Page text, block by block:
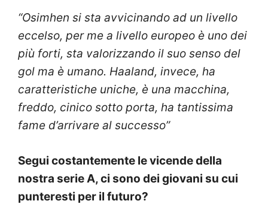
“Osimhen si sta avvicinando ad un livello
eccelso, per me a livello europeo è uno dei
più forti, sta valorizzando il suo senso del
gol ma è umano. Haaland, invece, ha
caratteristiche uniche, è una macchina,
freddo, cinico sotto porta, ha tantissima
fame d’arrivare al successo”
Segui costantemente le vicende della
nostra serie A, ci sono dei giovani su cui
punteresti per il futuro?